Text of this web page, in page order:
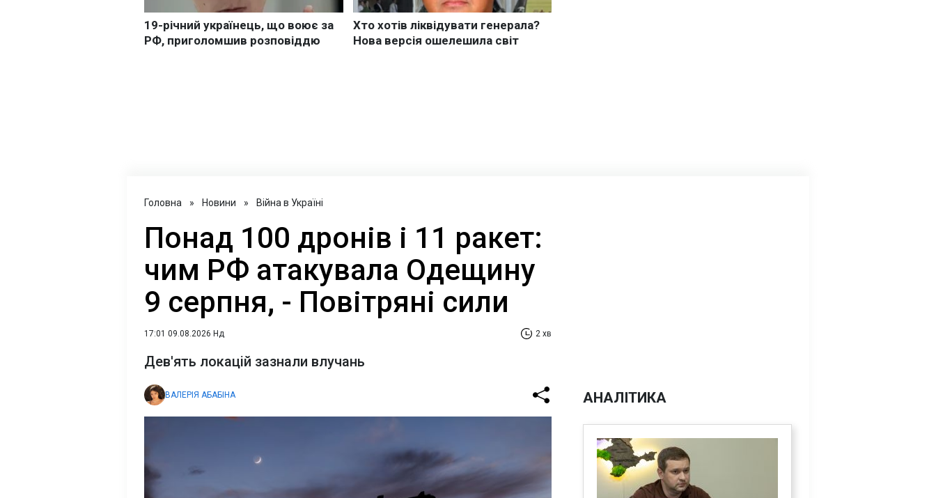
Головна » Новини » Війна в Україні
Понад 100 дронів і 11 ракет:
чим РФ атакувала Одещину
9 серпня, - Повітряні сили
17:01 09.08.2026 Нд 2 хв
Дев'ять локацій зазнали влучань
ВАЛЕРІЯ АБАБІНА АНАЛІТИКА